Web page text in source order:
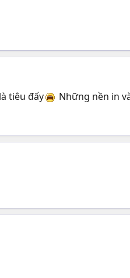
tiêu đấy
Những nền in